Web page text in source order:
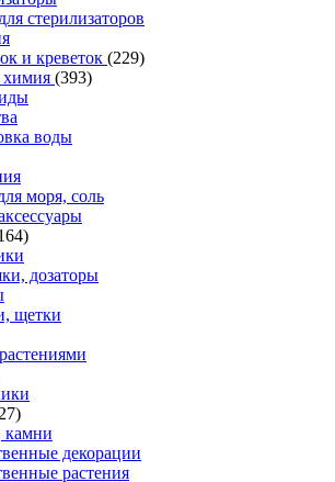
стерилизаторов
и креветок (229)
химия (393)
воды
моря, соль
дозаторы
щетки
камни
декорации
растения